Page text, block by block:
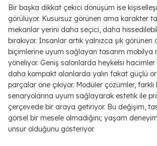
Bir başka dikkat çekici dönüşüm ise
görülüyor. Kusursuz görünen ama karakter
mekanlar yerini daha seçici, daha
bırakıyor. İnsanlar artık yalnızca şık
biçimlerine uyum sağlayan tasarım mobilya
yöneliyor. Geniş salonlarda heykelsi
daha kompakt alanlarda yalın fakat güçlü
parçalar öne çıkıyor. Modüler çözümler, farklı
senaryolarına uyum sağlayarak estetik ile
çerçevede bir araya getiriyor. Bu değişim,
görsel bir mesele olmadığını; yaşam
unsur olduğunu gösteriyor.